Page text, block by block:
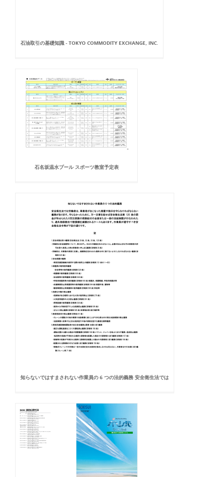
石油取引の基礎知識 - TOKYO COMMODITY EXCHANGE, INC.
石名坂温水プール スポーツ教室予定表
知らないではすまされない作業員の 6 つの法的義務 安全衛生法では